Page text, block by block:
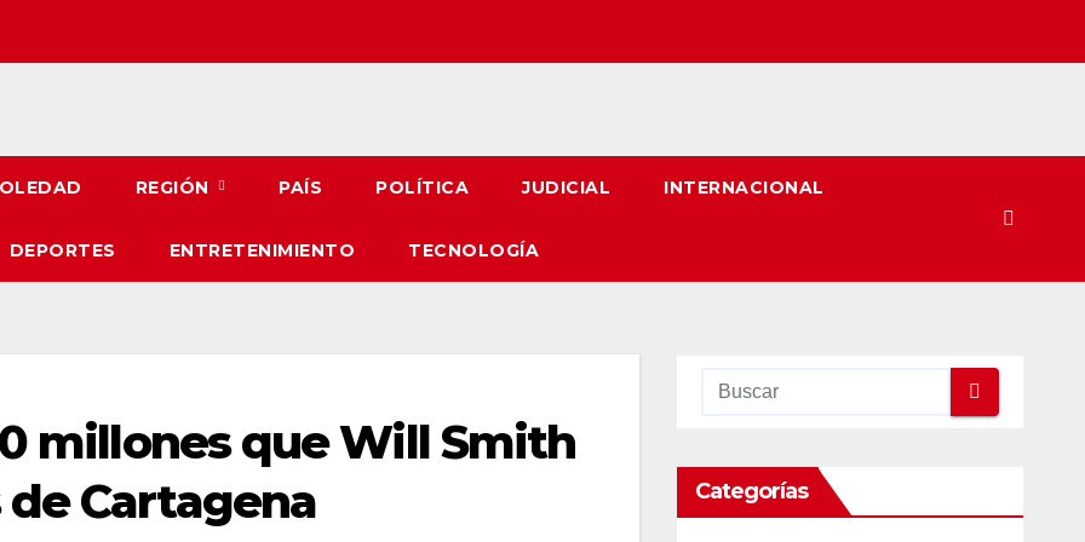
REGIÓN PAÍS POLÍTICA JUDICIAL INTERNACIONAL
DEPORTES ENTRETENIMIENTO TECNOLOGÍA
millones que Will Smith
Cartagena
Categorías